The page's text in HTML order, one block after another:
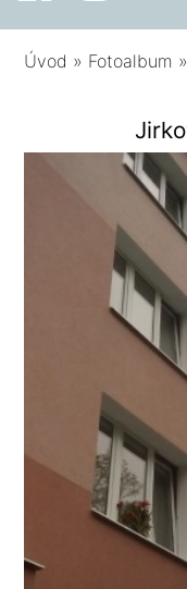
Úvod » Fotoalbum »